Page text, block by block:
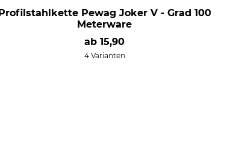
Profilstahlkette Pewag Joker V - Grad 100
Meterware
ab15,90
4 Varianten